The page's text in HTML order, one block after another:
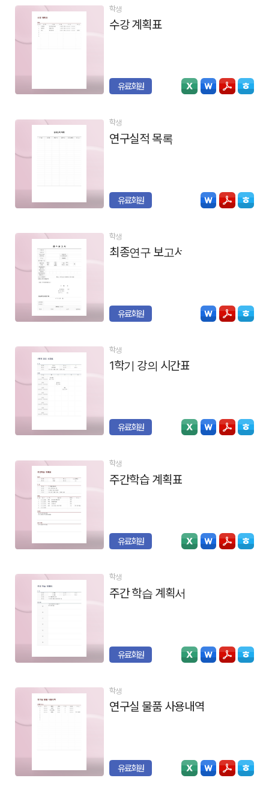
학생
수강 계획표
유료회원
학생
연구실적 목록
유료회원
학생
최종연구 보고서
유료회원
학생
1학기 강의 시간표
유료회원
학생
주간학습 계획표
유료회원
학생
주간 학습 계획서
유료회원
학생
연구실 물품 사용내역
유료회원